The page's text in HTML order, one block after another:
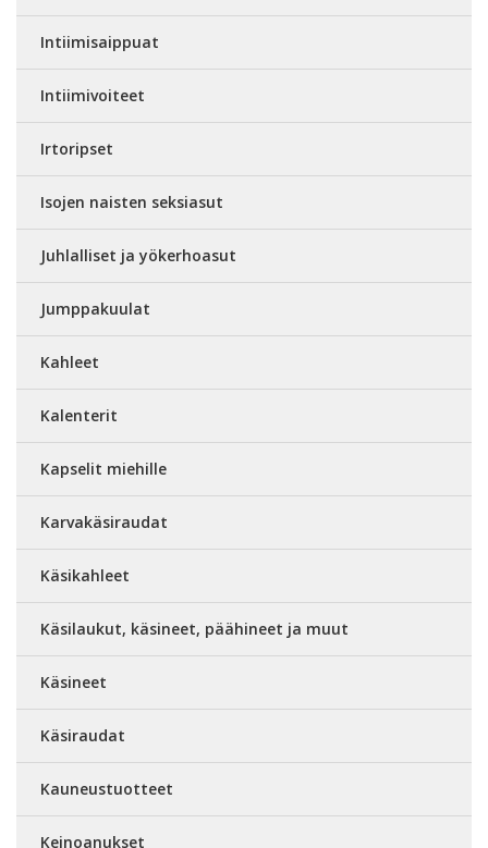
Intiimisaippuat
Intiimivoiteet
Irtoripset
Isojen naisten seksiasut
Juhlalliset ja yökerhoasut
Jumppakuulat
Kahleet
Kalenterit
Kapselit miehille
Karvakäsiraudat
Käsikahleet
Käsilaukut, käsineet, päähineet ja muut
Käsineet
Käsiraudat
Kauneustuotteet
Keinoanukset